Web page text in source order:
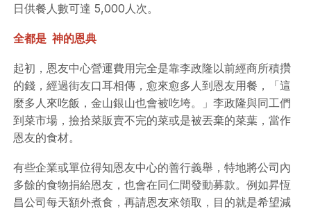
日供餐人數可達 5,000人次。
全都是 神的恩典
起初，恩友中心營運費用完全是靠李政隆以前經商所積攢
的錢，經過街友口耳相傳，愈來愈多人到恩友用餐，「這
麼多人來吃飯，金山銀山也會被吃垮。」李政隆與同工們
到菜市場，撿拾菜販賣不完的菜或是被丟棄的菜葉，當作
恩友的食材。
有些企業或單位得知恩友中心的善行義舉，特地將公司內
多餘的食物捐給恩友，也會在同仁間發動募款。例如昇恆
昌公司每天額外煮食，再請恩友來領取，目的就是希望減